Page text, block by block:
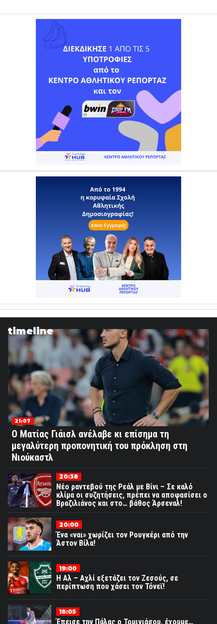
timeline
21:07
Ο Ματίας Γιάισλ ανέλαβε κι επίσημα τη
μεγαλύτερη προπονητική του πρόκληση στη
Νιούκαστλ
20:38
Νέο ραντεβού της Ρεάλ με Βίνι – Σε καλό
κλίμα οι συζητήσεις, πρέπει να αποφασίσει ο
Βραζιλιάνος και στο… βάθος Άρσεναλ!
20:00
Ένα «ναι» χωρίζει τον Ρουγκέρι από την
Άστον Βίλα!
19:00
Η Αλ – Αχλί εξετάζει τον Ζεσούς, σε
περίπτωση που χάσει τον Τόνεϊ!
18:05
Έπεισε την Πάλας ο Τομιγιάσου, έχουμε…